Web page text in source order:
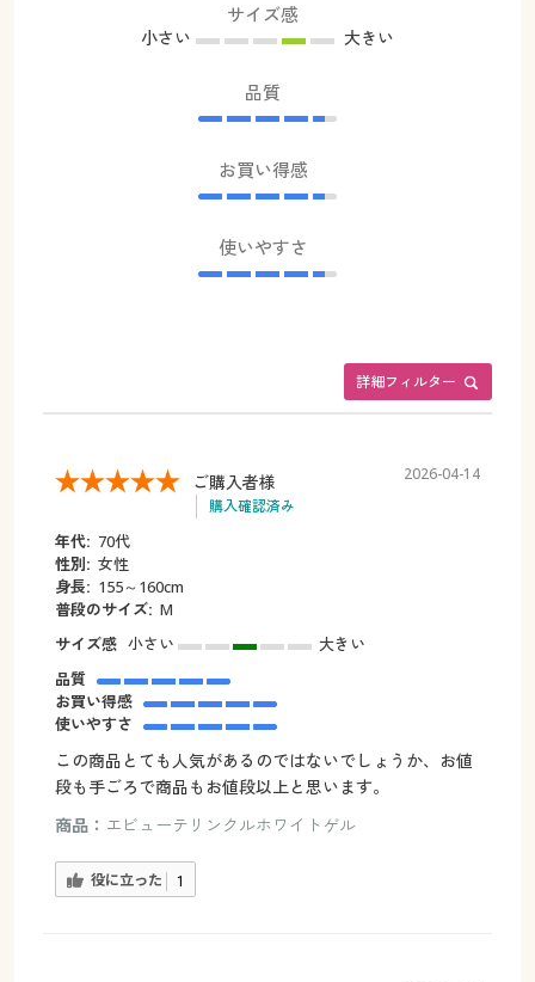
サイズ感
小さい 大きい
品質
お買い得感
使いやすさ
詳細フィルター
ご購入者様
購入確認済み
2026-04-14
年代: 70代
性別: 女性
身長: 155～160cm
普段のサイズ: M
サイズ感 小さい
大きい
品質
お買い得感
使いやすさ
この商品とても人気があるのではないでしょうか、お値
段も手ごろで商品もお値段以上と思います。
商品： エビューテリンクルホワイトゲル
役に立った 1